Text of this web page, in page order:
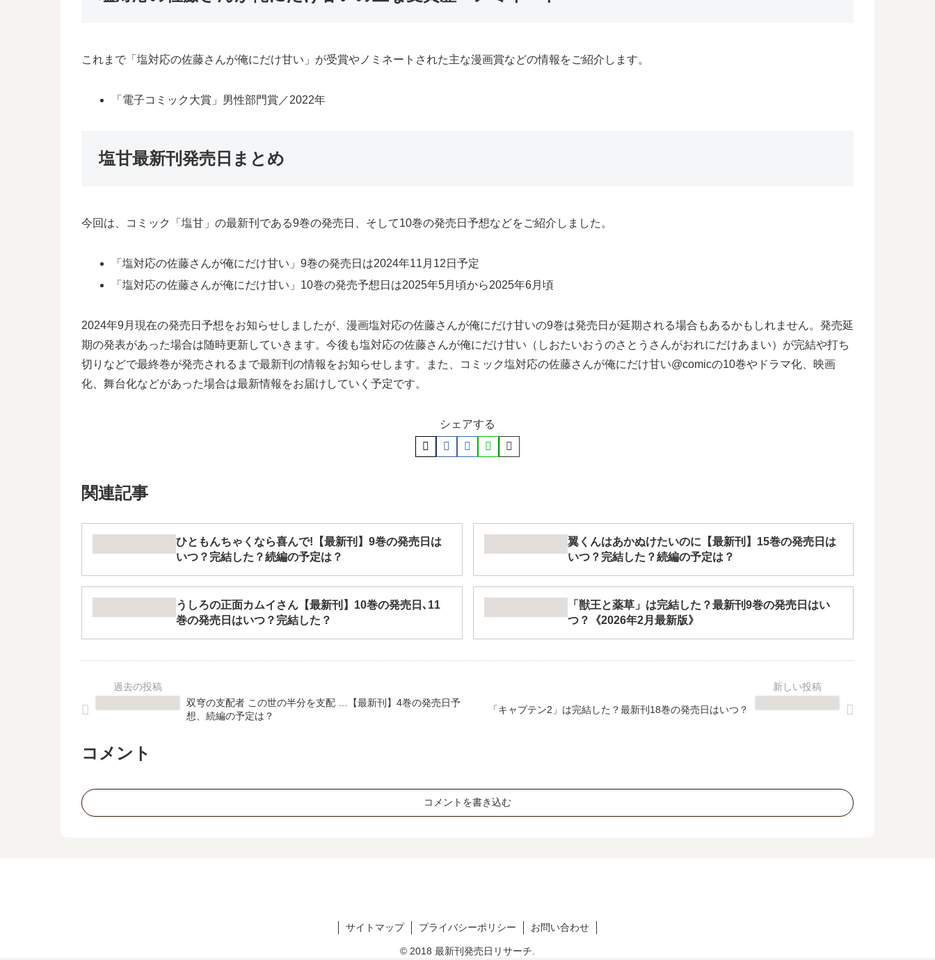
これまで「塩対応の佐藤さんが俺にだけ甘い」が受賞やノミネートされた主な漫画賞などの情報をご紹介します。
「電子コミック大賞」男性部門賞／2022年
塩甘最新刊発売日まとめ
今回は、コミック「塩甘」の最新刊である9巻の発売日、そして10巻の発売日予想などをご紹介しました。
「塩対応の佐藤さんが俺にだけ甘い」9巻の発売日は2024年11月12日予定
「塩対応の佐藤さんが俺にだけ甘い」10巻の発売予想日は2025年5月頃から2025年6月頃
2024年9月現在の発売日予想をお知らせしましたが、漫画塩対応の佐藤さんが俺にだけ甘いの9巻は発売日が延期される場合もあるかもしれません。発売延
期の発表があった場合は随時更新していきます。今後も塩対応の佐藤さんが俺にだけ甘い（しおたいおうのさとうさんがおれにだけあまい）が完結や打ち
切りなどで最終巻が発売されるまで最新刊の情報をお知らせします。また、コミック塩対応の佐藤さんが俺にだけ甘い@comicの10巻やドラマ化、映画
化、舞台化などがあった場合は最新情報をお届けしていく予定です。
シェアする
関連記事
ひともんちゃくなら喜んで!【最新刊】9巻の発売日は
いつ？完結した？続編の予定は？
翼くんはあかぬけたいのに【最新刊】15巻の発売日は
いつ？完結した？続編の予定は？
うしろの正面カムイさん【最新刊】10巻の発売日､11
巻の発売日はいつ？完結した？
「獣王と薬草」は完結した？最新刊9巻の発売日はい
つ？《2026年2月最新版》
双穹の支配者 この世の半分を支配 …【最新刊】4巻の発売日予
想、続編の予定は？
「キャプテン2」は完結した？最新刊18巻の発売日はいつ？
コメント
コメントを書き込む
サイトマップ プライバシーポリシー お問い合わせ
© 2018 最新刊発売日リサーチ.